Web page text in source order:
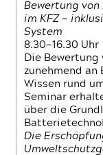
Bewertung
im KFZ —
System
8.30—16.30 Uhr
Die
zunehmend an
Wissen rund
Seminar
über die
Die